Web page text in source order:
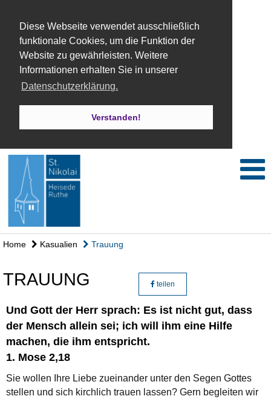
Diese Webseite verwendet ausschließlich
funktionale Cookies, um die Funktion der
Website zu gewährleisten. Weitere
Informationen erhalten Sie in unserer
Datenschutzerklärung.
Verstanden!
Home Kasualien Trauung
TRAUUNG teilen
Und Gott der Herr sprach: Es ist nicht gut, dass
der Mensch allein sei; ich will ihm eine Hilfe
machen, die ihm entspricht.
1. Mose 2,18
Sie wollen Ihre Liebe zueinander unter den Segen Gottes
stellen und sich kirchlich trauen lassen? Gern begleiten wir